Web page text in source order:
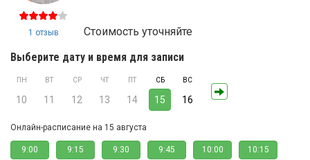
1 отзыв
Стоимость уточняйте
Выберите дату и время для записи
ПН
10
ВТ
11
СР
12
ЧТ
13
ПТ
14
СБ
15
ВС
16
Онлайн-расписание на 15 августа
9:00 9:15 9:30 9:45 10:00 10:15